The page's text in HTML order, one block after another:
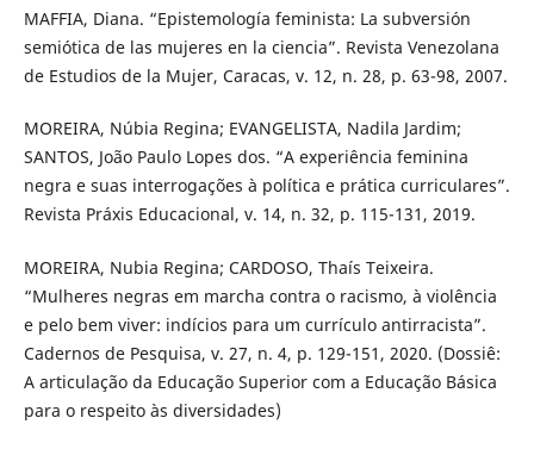
MAFFIA, Diana. “Epistemología feminista: La subversión
semiótica de las mujeres en la ciencia”. Revista Venezolana
de Estudios de la Mujer, Caracas, v. 12, n. 28, p. 63-98, 2007.
MOREIRA, Núbia Regina; EVANGELISTA, Nadila Jardim;
SANTOS, João Paulo Lopes dos. “A experiência feminina
negra e suas interrogações à política e prática curriculares”.
Revista Práxis Educacional, v. 14, n. 32, p. 115-131, 2019.
MOREIRA, Nubia Regina; CARDOSO, Thaís Teixeira.
“Mulheres negras em marcha contra o racismo, à violência
e pelo bem viver: indícios para um currículo antirracista”.
Cadernos de Pesquisa, v. 27, n. 4, p. 129-151, 2020. (Dossiê:
A articulação da Educação Superior com a Educação Básica
para o respeito às diversidades)